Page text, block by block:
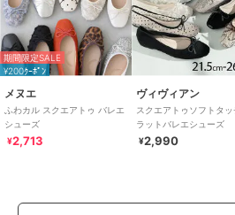
期間限定SALE
¥200ｸｰﾎﾟﾝ
メヌエ
ふわカル スクエアトゥ バレエ
シューズ
¥2,713
ヴィヴィアン
スクエアトゥソフトタッ
ラットバレエシューズ
¥2,990